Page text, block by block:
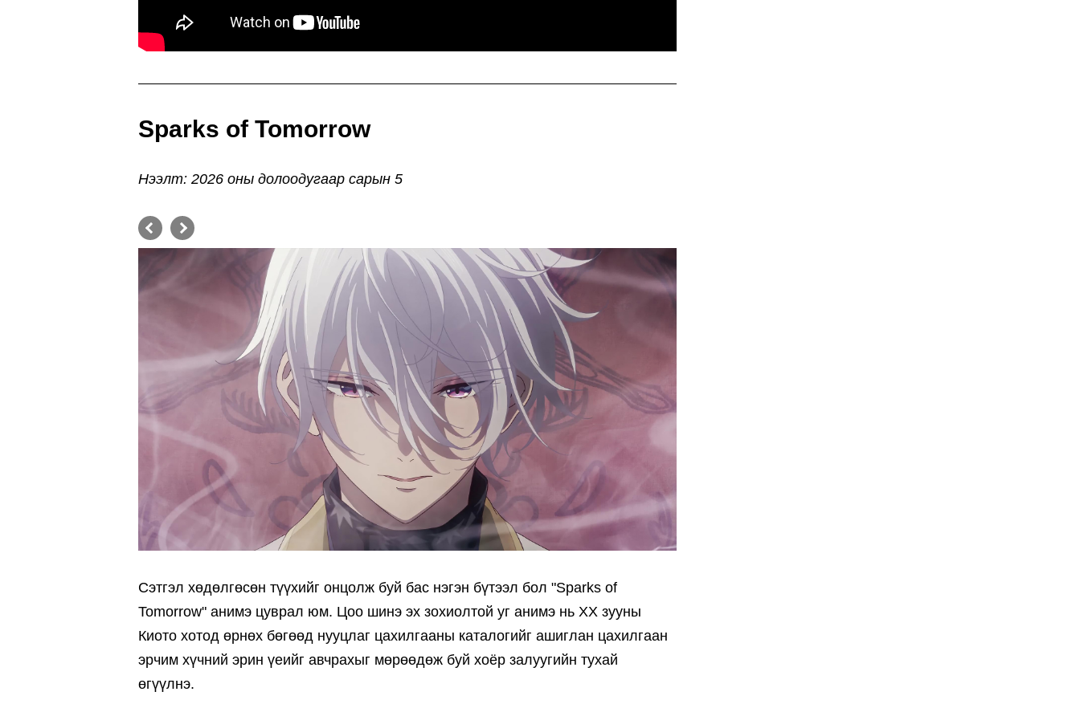
Sparks of Tomorrow
Нээлт: 2026 оны долоодугаар сарын 5
Сэтгэл хөдөлгөсөн түүхийг онцолж буй бас нэгэн бүтээл бол "Sparks of
Tomorrow" анимэ цуврал юм. Цоо шинэ эх зохиолтой уг анимэ нь XX зууны
Киото хотод өрнөх бөгөөд нууцлаг цахилгааны каталогийг ашиглан цахилгаан
эрчим хүчний эрин үеийг авчрахыг мөрөөдөж буй хоёр залуугийн тухай
өгүүлнэ.